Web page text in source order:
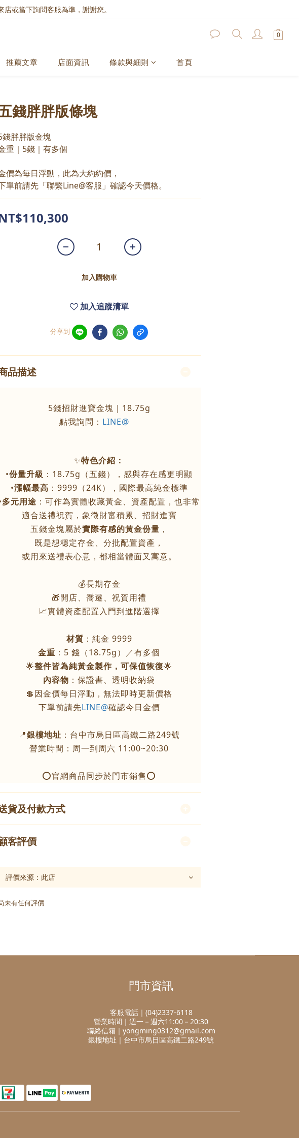
或當下詢問客服為準，謝謝您。
推薦文章 店面資訊 條款與細則 首頁
錢胖胖版條塊
錢胖胖版金塊
重｜5錢｜有多個
價為每日浮動，此為大約約價，
單前請先「聯繫Line@客服」確認今天價格。
加入購物車
加入追蹤清單
分享到
品描述
5錢招財進寶金塊｜18.75g
點我詢問： LINE@
✨特色介紹：
•份量升級 ：18.75g（五錢），感與存在感更明顯
•漲幅最高 ：9999（24K），國際最高純金標準
多元用途 ：可作為實體收藏黃金、資產配置，也非常
適合送禮祝賀，象徵財富積累、招財進寶
五錢金塊屬於實際有感的黃金份量 ，
既是想穩定存金、分批配置資產，
或用來送禮表心意，都相當體面又寓意。
💰長期存金
🎁開店、喬遷、祝賀用禮
📈實體資產配置入門到進階選擇
材質 ：純金 9999
金重 ：5 錢（18.75g）／有多個
🌟整件皆為純黃金製作，可保值恢復🌟
內容物 ：保證書、透明收納袋
💲因金價每日浮動，無法即時更新價格
下單前請先LINE@確認今日金價
📍銀樓地址 ：台中市烏日區高鐵二路249號
營業時間：周一到周六 11:00~20:30
⭕官網商品同步於門市銷售⭕
貨及付款方式
客評價
未有任何評價
門市資訊
客服電話｜(04)2337-6118
營業時間｜週一－週六11:00－20:30
聯絡信箱｜yongming0312@gmail.com
銀樓地址｜台中市烏日區高鐵二路249號